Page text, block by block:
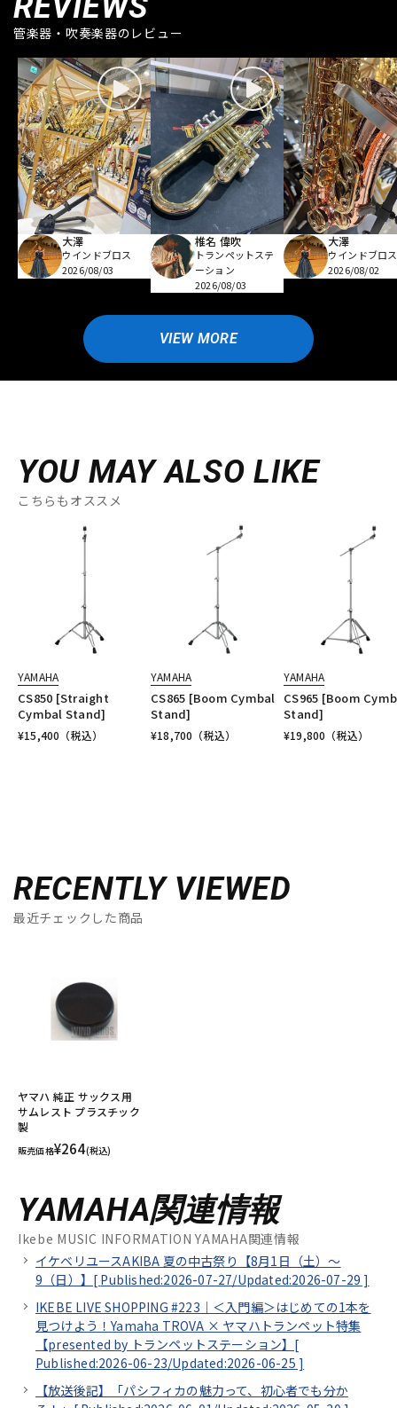
管楽器・吹奏楽器のレビュー
大澤
ウインドブロス
2026/08/03
椎名 偉吹
トランペットステ
ーション
2026/08/03
大澤
ウインドブロス
2026/08/02
VIEW MORE
YOU MAY ALSO LIKE
こちらもオススメ
YAMAHA
CS850 [Straight
Cymbal Stand]
¥15,400 （税込）
YAMAHA
CS865 [Boom Cymbal
Stand]
¥18,700 （税込）
YAMAHA
CS965 [Boom
Stand]
¥19,800 （税込）
RECENTLY VIEWED
最近チェックした商品
ヤマハ 純正 サックス用
サムレスト プラスチック
製
販売価格¥264(税込)
YAMAHA関連情報
Ikebe MUSIC INFORMATION YAMAHA関連情報
イケベリユースAKIBA 夏の中古祭り【8月1日（土）～
9（日）】[ Published:2026-07-27/Updated:2026-07-29 ]
IKEBE LIVE SHOPPING #223｜＜入門編＞はじめての1本を
見つけよう！Yamaha TROVA × ヤマハトランペット特集
【presented by トランペットステーション】[
Published:2026-06-23/Updated:2026-06-25 ]
【放送後記】「パシフィカの魅力って、初心者でも分か